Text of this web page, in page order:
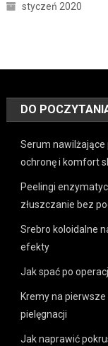
styczeń 2020
DO
Serum nawilżające
ochronę i komfort
Peelingi
złuszczanie bez
Srebro koloidalne
efekty
Jak spać po
Kremy na
pielęgnacji
Jak naprawić